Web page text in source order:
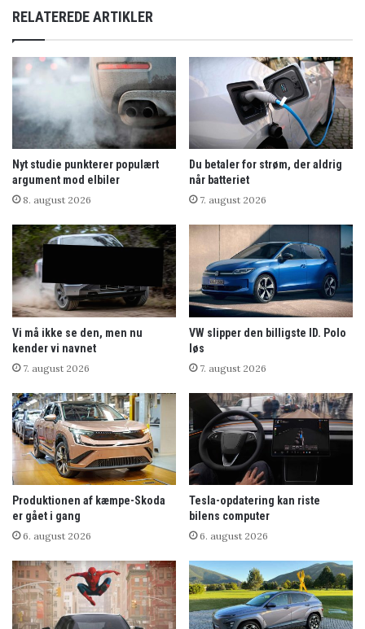
RELATEREDE ARTIKLER
Nyt studie punkterer populært
argument mod elbiler
8. august 2026
Du betaler for strøm, der aldrig
når batteriet
7. august 2026
Vi må ikke se den, men nu
kender vi navnet
7. august 2026
VW slipper den billigste ID. Polo
løs
7. august 2026
Produktionen af kæmpe-Skoda
er gået i gang
6. august 2026
Tesla-opdatering kan riste
bilens computer
6. august 2026